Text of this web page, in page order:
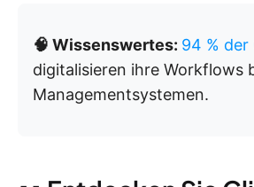
🧠 Wissenswertes: 94 % der
digitalisieren ihre Workflows
Managementsystemen.